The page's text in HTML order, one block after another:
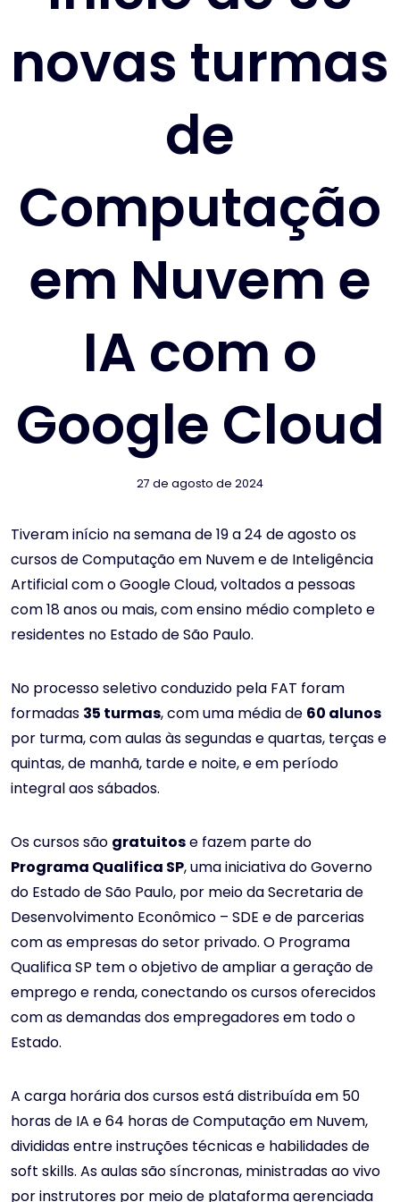
novas turmas
de
Computação
em Nuvem e
IA com o
Google Cloud
27 de agosto de 2024
Tiveram início na semana de 19 a 24 de agosto os
cursos de Computação em Nuvem e de Inteligência
Artificial com o Google Cloud, voltados a pessoas
com 18 anos ou mais, com ensino médio completo e
residentes no Estado de São Paulo.
No processo seletivo conduzido pela FAT foram
formadas 35 turmas, com uma média de 60 alunos
por turma, com aulas às segundas e quartas, terças e
quintas, de manhã, tarde e noite, e em período
integral aos sábados.
Os cursos são gratuitose fazem parte do
Programa Qualifica SP, uma iniciativa do Governo
do Estado de São Paulo, por meio da Secretaria de
Desenvolvimento Econômico – SDE e de parcerias
com as empresas do setor privado. O Programa
Qualifica SP tem o objetivo de ampliar a geração de
emprego e renda, conectando os cursos oferecidos
com as demandas dos empregadores em todo o
Estado.
A carga horária dos cursos está distribuída em 50
horas de IA e 64 horas de Computação em Nuvem,
divididas entre instruções técnicas e habilidades de
soft skills. As aulas são síncronas, ministradas ao vivo
por instrutores por meio de plataforma gerenciada